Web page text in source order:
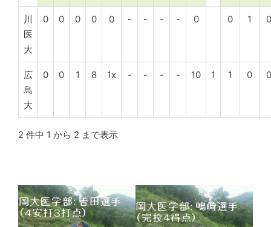
川
医
大
0 0 0 0 0 - - - - 0 0 1 0
広
島
大
0 0 1 8 1x - - - - 10 1 1 0 0
2 件中 1 から 2 まで表示